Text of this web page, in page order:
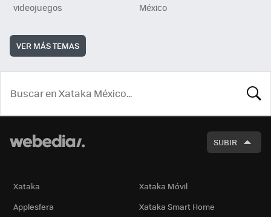
videojuegos
México
VER MÁS TEMAS
SUBIR
Xataka
Xataka Móvil
Applesfera
Xataka Smart Home